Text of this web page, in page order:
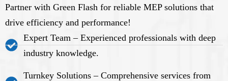
Partner with Green Flash for reliable MEP solutions that
drive efficiency and performance!
Expert Team – Experienced professionals with deep
industry knowledge.
Turnkey Solutions – Comprehensive services from